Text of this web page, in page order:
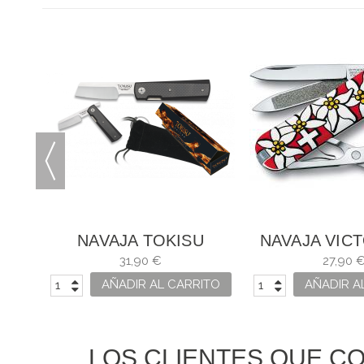
NAVAJA TOKISU
CARBONO
31,90 €
AÑADIR AL CARRITO
NAVAJA
CLASSIC
USOS
27,90 €
AÑADIR
LOS CLIENTES QUE